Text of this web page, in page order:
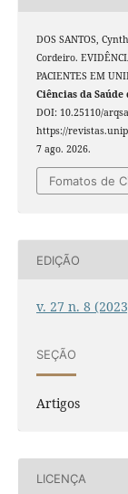
DOS SANTOS,
Cordeiro.
PACIENTES EM
Ciências da Saúde
DOI: 10.25110/
https://
7 ago. 2026.
Fomatos de
EDIÇÃO
v. 27 n. 8
SEÇÃO
Artigos
LICENÇA